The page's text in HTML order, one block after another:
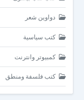
دواوين شعر
كتب سياسية
كمبيوتر وانترنت
كتب فلسفة ومنطق